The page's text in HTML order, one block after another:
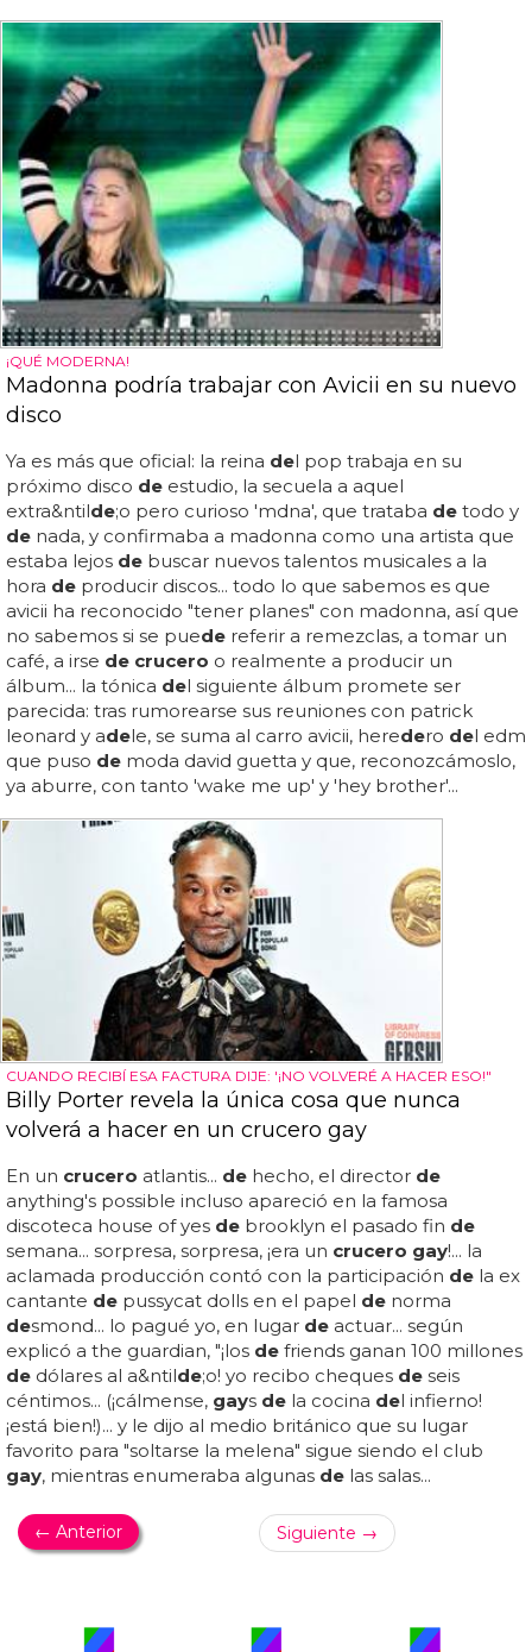
¡QUÉ MODERNA!
Madonna podría trabajar con Avicii en su nuevo
disco
Ya es más que oficial: la reina del pop trabaja en su
próximo disco de estudio, la secuela a aquel
extra&ntilde;o pero curioso 'mdna', que trataba de todo y
de nada, y confirmaba a madonna como una artista que
estaba lejos de buscar nuevos talentos musicales a la
hora de producir discos... todo lo que sabemos es que
avicii ha reconocido "tener planes" con madonna, así que
no sabemos si se puede referir a remezclas, a tomar un
café, a irse de crucero o realmente a producir un
álbum... la tónica del siguiente álbum promete ser
parecida: tras rumorearse sus reuniones con patrick
leonard y adele, se suma al carro avicii, heredero del edm
que puso de moda david guetta y que, reconozcámoslo,
ya aburre, con tanto 'wake me up' y 'hey brother'...
CUANDO RECIBÍ ESA FACTURA DIJE: '¡NO VOLVERÉ A HACER ESO!"
Billy Porter revela la única cosa que nunca
volverá a hacer en un crucero gay
En un crucero atlantis... de hecho, el director de
anything's possible incluso apareció en la famosa
discoteca house of yes de brooklyn el pasado fin de
semana... sorpresa, sorpresa, ¡era un crucero gay!... la
aclamada producción contó con la participación de la ex
cantante de pussycat dolls en el papel de norma
desmond... lo pagué yo, en lugar de actuar... según
explicó a the guardian, "¡los de friends ganan 100 millones
de dólares al a&ntilde;o! yo recibo cheques de seis
céntimos... (¡cálmense, gays de la cocina del infierno!
¡está bien!)... y le dijo al medio británico que su lugar
favorito para "soltarse la melena" sigue siendo el club
gay, mientras enumeraba algunas de las salas...
← Anterior Siguiente →